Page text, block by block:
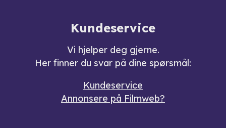
Kundeservice
Vi hjelper deg gjerne.
Her finner du svar på dine spørsmål:
Kundeservice
Annonsere på Filmweb?